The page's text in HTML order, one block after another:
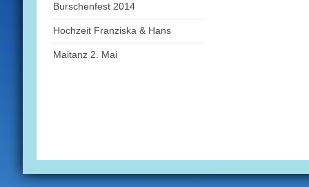
Burschenfest 2014
Hochzeit Franziska & Hans
Maitanz 2. Mai